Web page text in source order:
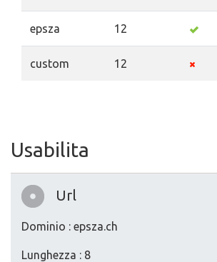
epsza 12
custom 12
Usabilita
Url
Dominio : epsza.ch
Lunghezza : 8